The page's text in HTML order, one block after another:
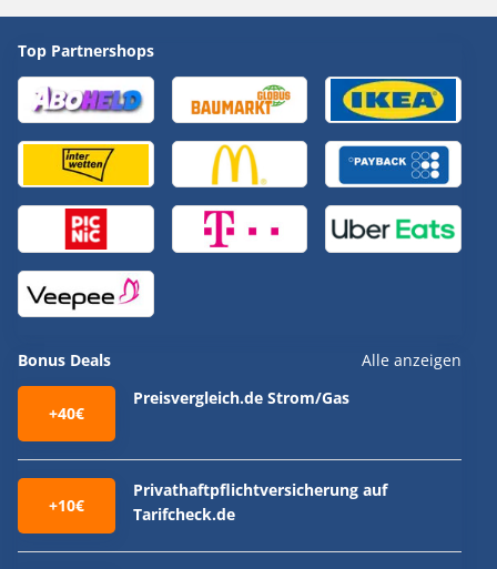
Top Partnershops
Bonus Deals Alle anzeigen
+40€
Preisvergleich.de Strom/Gas
+10€
Privathaftpflichtversicherung auf
Tarifcheck.de